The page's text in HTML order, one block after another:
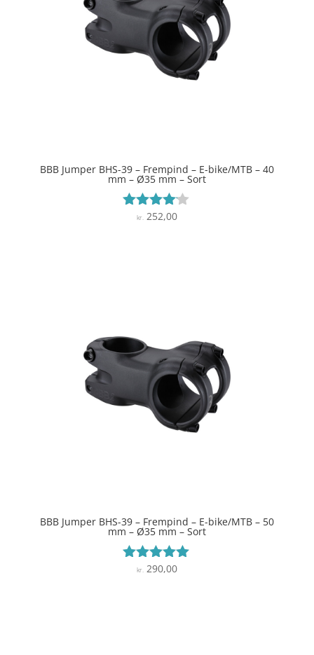
BBB Jumper BHS-39 – Frempind – E-bike/MTB – 40
mm – Ø35 mm – Sort
Vurderet
kr.252,00
BBB Jumper BHS-39 – Frempind – E-bike/MTB – 50
mm – Ø35 mm – Sort
Vurderet
kr.290,00